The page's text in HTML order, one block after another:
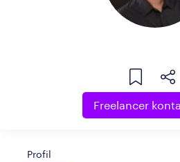
Freelancer
Profil